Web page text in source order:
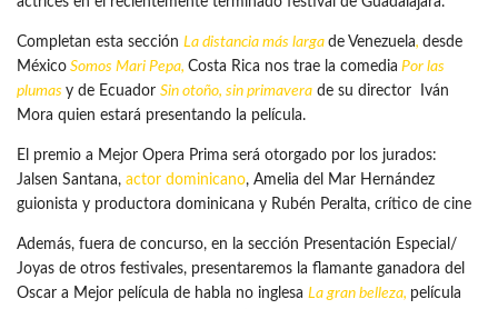
Completan esta sección La distancia más larga de Venezuela, desde
México Somos Mari Pepa, Costa Rica nos trae la comedia Por las
plumas y de Ecuador Sin otoño, sin primavera de su director Iván
Mora quien estará presentando la película.
El premio a Mejor Opera Prima será otorgado por los jurados:
Jalsen Santana, actor dominicano, Amelia del Mar Hernández
guionista y productora dominicana y Rubén Peralta, crítico de cine
Además, fuera de concurso, en la sección Presentación Especial/
Joyas de otros festivales, presentaremos la flamante ganadora del
Oscar a Mejor película de habla no inglesa La gran belleza, película